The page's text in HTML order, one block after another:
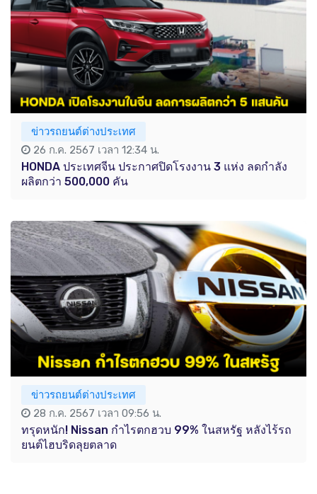
ข่าวรถยนต์ต่างประเทศ
26 ก.ค. 2567 เวลา 12:34 น.
HONDA ประเทศจีน ประกาศปิดโรงงาน 3 แห่ง ลดกำลัง
ผลิตกว่า 500,000 คัน
ข่าวรถยนต์ต่างประเทศ
28 ก.ค. 2567 เวลา 09:56 น.
ทรุดหนัก! Nissan กำไรตกฮวบ 99% ในสหรัฐ หลังไร้รถ
ยนต์ไฮบริดลุยตลาด